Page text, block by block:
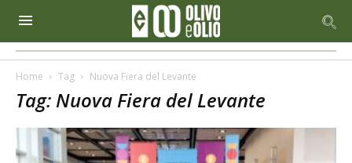
Home Tag Nuova Fiera del Levante
Tag: Nuova Fiera del Levante